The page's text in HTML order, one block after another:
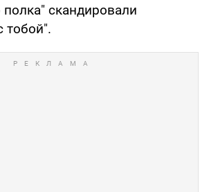
полка" скандировали
тобой".